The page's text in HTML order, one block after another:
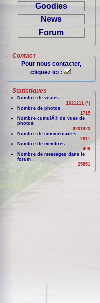
Goodies
News
Forum
Contact
Pour nous contacter,
cliquez ici :
Statistiques
Nombre de visites
1021211 (*)
Nombre de photos
1715
Nombre cumulÃ© de vues de
photos
9201923
Nombre de commentaires
2811
Nombre de membres
409
Nombre de messages dans le
forum
25851